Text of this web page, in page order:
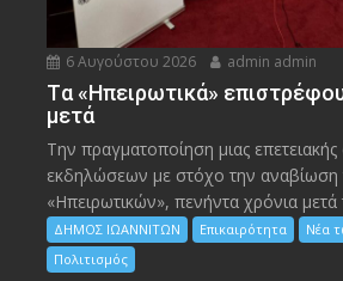
6 Αυγούστου 2026 admin admin
Tα «Ηπειρωτικά»
μετά
Την πραγματοποίηση μιας επετειακής
εκδηλώσεων με στόχο την αναβίωση
«Ηπειρωτικών», πενήντα χρόνια μετά
ΔΗΜΟΣ ΙΩΑΝΝΙΤΩΝ Επικαιρότητα
Νέα
Πολιτισμός